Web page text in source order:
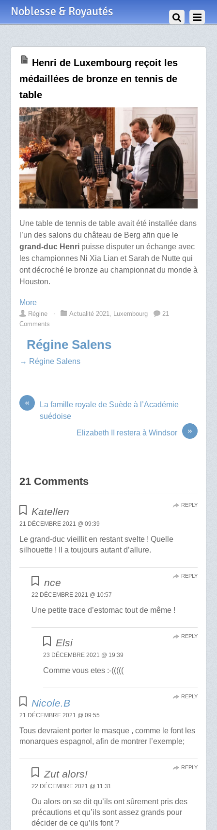
Noblesse & Royautés
Henri de Luxembourg reçoit les
médaillées de bronze en tennis de
table
Une table de tennis de table avait été installée dans
l’un des salons du château de Berg afin que le
grand-duc Henripuisse disputer un échange avec
les championnes Ni Xia Lian et Sarah de Nutte qui
ont décroché le bronze au championnat du monde à
Houston.
More
Régine ⋅ Actualité 2021, Luxembourg
21
Comments
Régine Salens
→ Régine Salens
«
La famille royale de Suède à l’Académie
suédoise
»
Elizabeth II restera à Windsor
21 Comments
Katellen
21 DÉCEMBRE 2021 @ 09:39
Le grand-duc vieillit en restant svelte ! Quelle
silhouette ! Il a toujours autant d’allure.
REPLY
nce
22 DÉCEMBRE 2021 @ 10:57
Une petite trace d’estomac tout de même !
REPLY
Elsi
23 DÉCEMBRE 2021 @ 19:39
Comme vous etes :-(((((
REPLY
Nicole.B
21 DÉCEMBRE 2021 @ 09:55
Tous devraient porter le masque , comme le font les
monarques espagnol, afin de montrer l’exemple;
REPLY
Zut alors!
22 DÉCEMBRE 2021 @ 11:31
Ou alors on se dit qu’ils ont sûrement pris des
précautions et qu’ils sont assez grands pour
décider de ce qu’ils font ?
REPLY